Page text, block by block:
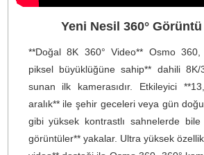
karşılaştırıldığında; daha
batarya ömrü**, ve
avantajlarıyla öne çıkıyor. Genel
teknolojisi**, **sinema kalitesinde
yapısı** ile Osmo 360, 360° video
isteyen kullanıcılar için oldukça
bir seçenek.